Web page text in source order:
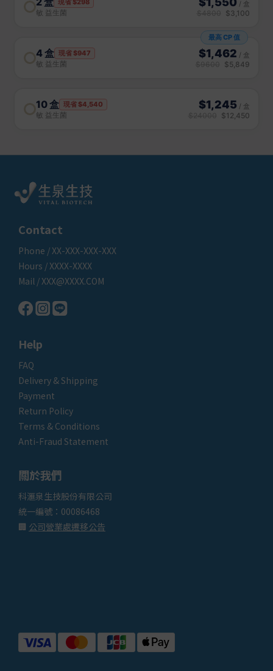
Contact
Phone / XX-XXX-XXX-XXX
Hours / XXXX-XXXX
Mail / XXX@XXXX.COM
Help
FAQ
Delivery & Shipping
Payment
Return Policy
Terms & Conditions
Anti-Fraud Statement
關於我們
科滙泉生技股份有限公司
統一編號：00086468
🏢 公司營業處遷移公告